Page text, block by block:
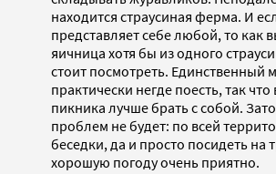
находится страусиная ферма. И
представляет себе любой, то как
яичница хотя бы из одного
стоит посмотреть. Единственный
практически негде поесть, так что
пикника лучше брать с собой.
проблем не будет: по всей
беседки, да и просто посидеть на
хорошую погоду очень приятно.